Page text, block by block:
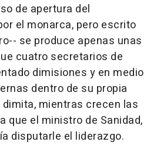
de apertura del
el monarca, pero escrito
se produce apenas unas
cuatro secretarios de
dimisiones y en medio
dentro de su propia
mientras crecen las
que el ministro de Sanidad,
disputarle el liderazgo.